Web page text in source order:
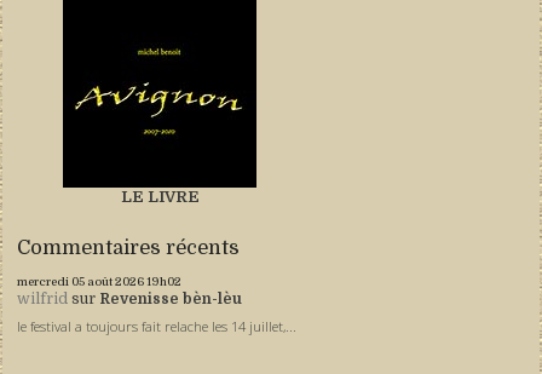
LE LIVRE
Commentaires récents
mercredi 05 août 202619h02
wilfrid sur Revenisse bèn-lèu
le festival a toujours fait relache les 14 juillet,...